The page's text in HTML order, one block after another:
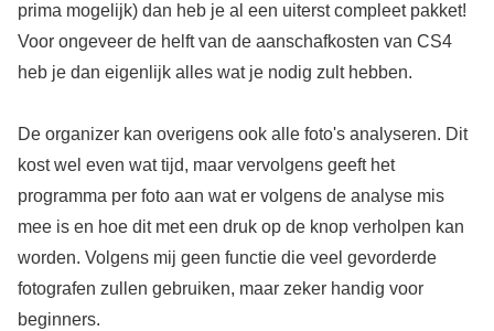
prima mogelijk) dan heb je al een uiterst compleet pakket!
Voor ongeveer de helft van de aanschafkosten van CS4
heb je dan eigenlijk alles wat je nodig zult hebben.
De organizer kan overigens ook alle foto's analyseren. Dit
kost wel even wat tijd, maar vervolgens geeft het
programma per foto aan wat er volgens de analyse mis
mee is en hoe dit met een druk op de knop verholpen kan
worden. Volgens mij geen functie die veel gevorderde
fotografen zullen gebruiken, maar zeker handig voor
beginners.